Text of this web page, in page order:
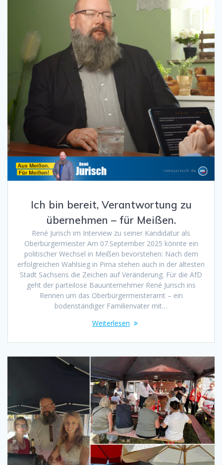
Ich bin bereit, Verantwortung zu
übernehmen – für Meißen.
René Jurisch im Interview zu seiner Kandidatur als
Oberbürgermeister Am 07.September 2025 könnte ein
politischer Wechsel in Meißen bevorstehen: Nach dem
erfolgreichen Wahlsieg in Pirna stehen auch in der ältesten
Stadt Sachsens die Zeichen auf Veränderung. Für die AfD
geht der parteilose Bauunternehmer René Jurisch ins
Rennen um das Oberbürgermeisteramt – ein
bodenständiger Familienvater mit…
Weiterlesen